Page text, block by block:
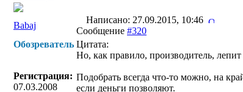
Babaj
Написано: 27.09.2015, 10:46
Сообщение #320
Обозреватель
Регистрация:
07.03.2008
Цитата:
Но, как правило, производитель,
Подобрать всегда что-то можно, на
если деньги позволяют.